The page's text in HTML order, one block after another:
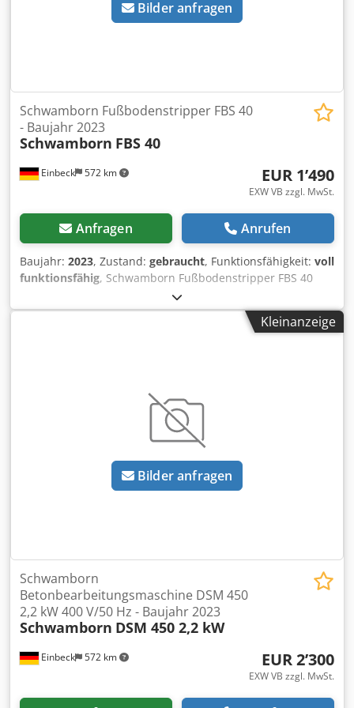
Bilder anfragen
Einbeck 572 km
Schwamborn Fußbodenstripper FBS 40
- Baujahr 2023
Schwamborn FBS 40
EUR 1’490
EXW VB zzgl. MwSt.
Anfragen Anrufen
Baujahr: 2023, Zustand: gebraucht, Funktionsfähigkeit: voll
funktionsfähig, Schwamborn Fußbodenstripper FBS 40
FBS 40 — Baujahr 2023 Gebraucht aus dem
professionellen Mietpark der Kurt König Baumaschinen
GmbH, Einbeck. Dksdjy A Havepfx Adqjr Zustand &
gerne für aktuelle Fotos - Besichtigung in 37574 Einbeck
nach Vereinbarung möglich Preis 1.490 EUR zzgl. MwSt. |
EXW Einbeck | Lieferung auf Anfrage
Kleinanzeige
Bilder anfragen
Einbeck 572 km
Schwamborn
Betonbearbeitungsmaschine DSM 450
2,2 kW 400 V/50 Hz - Baujahr 2023
Schwamborn DSM 450 2,2 kW
EUR 2’300
EXW VB zzgl. MwSt.